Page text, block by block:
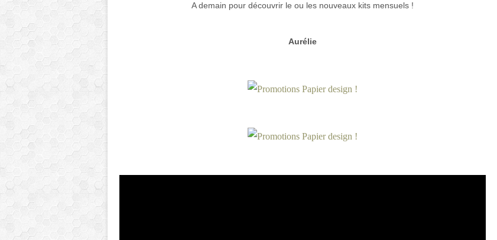
A demain pour découvrir le ou les nouveaux kits mensuels !
Aurélie